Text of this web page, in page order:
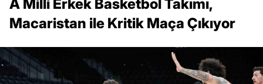
A Milli Erkek Basketbol Takımı,
Macaristan ile Kritik Maça Çıkıyor